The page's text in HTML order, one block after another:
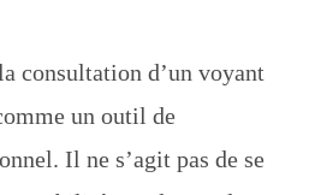
consultation d’un voyant
un outil de
Il ne s’agit pas de se